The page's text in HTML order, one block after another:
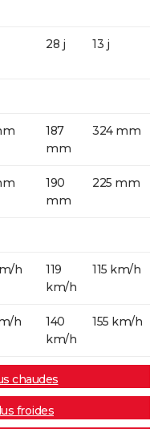
28 j 13 j
187
mm
324 mm
190
mm
225 mm
h
119
km/h
115 km/h
h
140
km/h
155 km/h
chaudes
froides